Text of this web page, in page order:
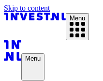
Skip to content
Menu
Menu